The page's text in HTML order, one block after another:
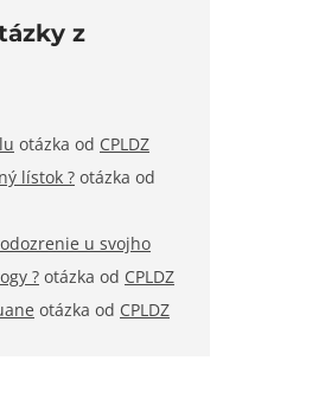
z
otázka od CPLDZ
lístok ? otázka od
u svojho
? otázka od CPLDZ
otázka od CPLDZ